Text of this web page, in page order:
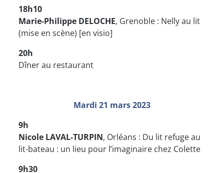
18h10
Marie-Philippe DELOCHE, Grenoble : Nelly au lit
(mise en scène) [en visio]
20h
Dîner au restaurant
Mardi 21 mars 2023
9h
Nicole LAVAL-TURPIN, Orléans : Du lit refuge au
lit-bateau : un lieu pour l’imaginaire chez Colette
9h30